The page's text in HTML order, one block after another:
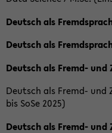
Deutsch als
Deutsch als
Deutsch als Fremd- und
Deutsch als Fremd- und
bis SoSe 2025)
Deutsch als Fremd-